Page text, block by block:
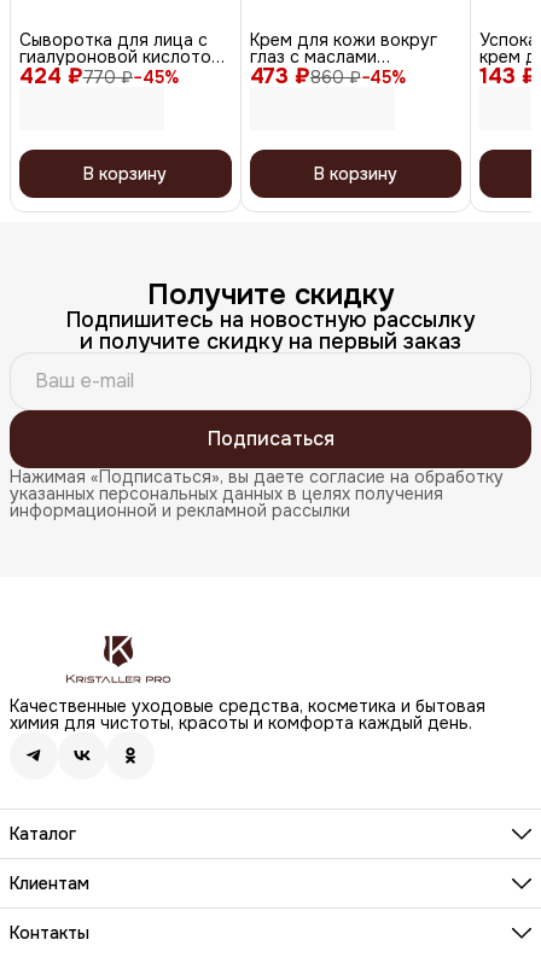
424 ₽770 ₽−45%
Сыворотка для лица с
гиалуроновой кислотой
и авокадо, 30 мл
В корзину
473 ₽860 ₽−45%
Крем для кожи вокруг
глаз с маслами
мурумуру и ши, 20 мл
В корзину
143 ₽
крем
Cream
Получите скидку
Подпишитесь на новостную рассылку
и получите скидку на первый заказ
Подписаться
Нажимая «Подписаться», вы даете согласие на обработку
указанных персональных данных в целях получения
информационной и рекламной рассылки
Качественные уходовые средства, косметика и бытовая
химия для чистоты, красоты и комфорта каждый день.
Каталог
Бренды
Волосы
Макияж
Клиентам
О компании
Реквизиты
Контакты